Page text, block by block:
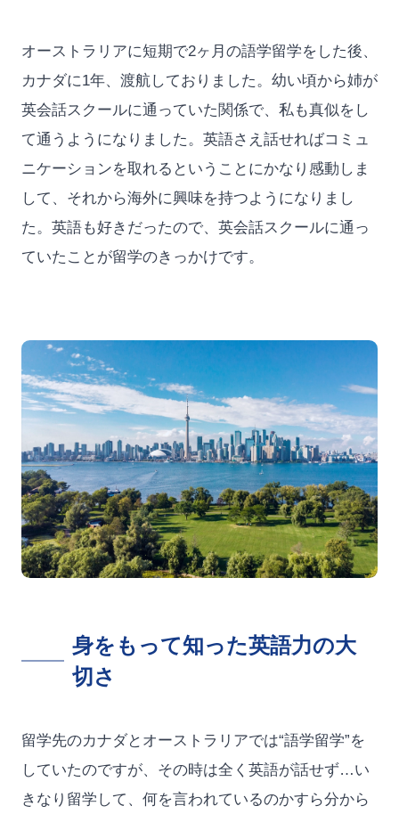
オーストラリアに短期で2ヶ月の語学留学をした後、
カナダに1年、渡航しておりました。幼い頃から姉が
英会話スクールに通っていた関係で、私も真似をし
て通うようになりました。英語さえ話せればコミュ
ニケーションを取れるということにかなり感動しま
して、それから海外に興味を持つようになりまし
た。英語も好きだったので、英会話スクールに通っ
ていたことが留学のきっかけです。
身をもって知った英語力の大
切さ
留学先のカナダとオーストラリアでは“語学留学”を
していたのですが、その時は全く英語が話せず…い
きなり留学して、何を言われているのかすら分から